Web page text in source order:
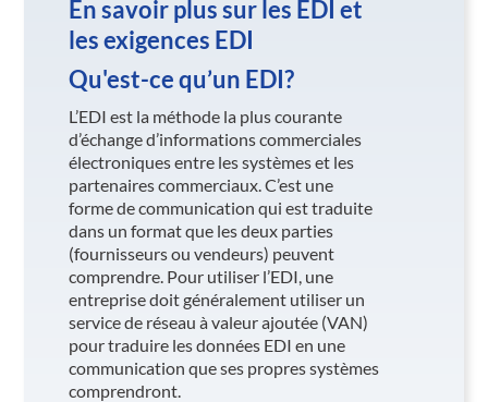
En savoir plus sur les EDI et
les exigences EDI
Qu'est-ce qu’un EDI?
L’EDI est la méthode la plus courante
d’échange d’informations commerciales
électroniques entre les systèmes et les
partenaires commerciaux. C’est une
forme de communication qui est traduite
dans un format que les deux parties
(fournisseurs ou vendeurs) peuvent
comprendre. Pour utiliser l’EDI, une
entreprise doit généralement utiliser un
service de réseau à valeur ajoutée (VAN)
pour traduire les données EDI en une
communication que ses propres systèmes
comprendront.